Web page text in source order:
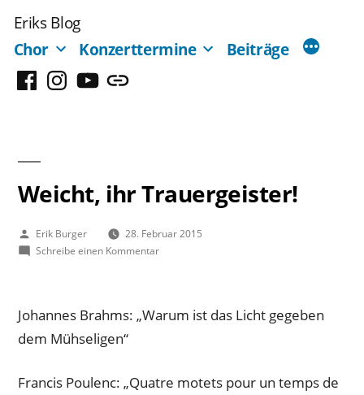
Inhalt
springen
Eriks Blog
Chor
Konzerttermine Beiträge
FacebookInstagram
YouTubeMastodon
Weicht, ihr Trauergeister!
Veröffentlicht
von
Erik Burger
28. Februar 2015
Schreibe einen Kommentarzu
Johannes Brahms: „Warum ist das Licht gegeben
dem Mühseligen“
Francis Poulenc: „Quatre motets pour un temps de